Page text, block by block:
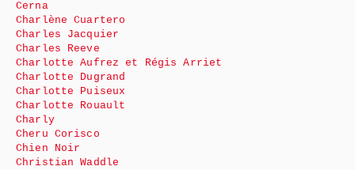
Cerna
Charlène Cuartero
Charles Jacquier
Charles Reeve
Charlotte Aufrez et Régis Arriet
Charlotte Dugrand
Charlotte Puiseux
Charlotte Rouault
Charly
Cheru Corisco
Chien Noir
Christian Waddle